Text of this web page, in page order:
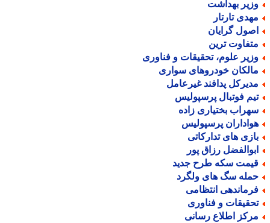
بهداشت
تارتار
گرایان
ترین
علوم، تحقیقات و فناوری
خودروهای سواری
پدافند غیرعامل
فوتبال پرسپولیس
بختیاری زاده
پرسپولیس
های تدارکاتی
رزاق پور
سکه طرح جدید
سگ های ولگرد
انتظامی
و فناوری
اطلاع رسانی